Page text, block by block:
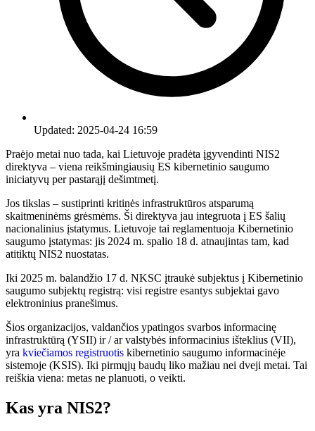
Updated: 2025-04-24 16:59
Praėjo metai nuo tada, kai Lietuvoje pradėta įgyvendinti NIS2
direktyva – viena reikšmingiausių ES kibernetinio saugumo
iniciatyvų per pastarąjį dešimtmetį.
Jos tikslas – sustiprinti kritinės infrastruktūros atsparumą
skaitmeninėms grėsmėms. Ši direktyva jau integruota į ES šalių
nacionalinius įstatymus. Lietuvoje tai reglamentuoja Kibernetinio
saugumo įstatymas: jis 2024 m. spalio 18 d. atnaujintas tam, kad
atitiktų NIS2 nuostatas.
Iki 2025 m. balandžio 17 d. NKSC įtraukė subjektus į Kibernetinio
saugumo subjektų registrą: visi registre esantys subjektai gavo
elektroninius pranešimus.
Šios organizacijos, valdančios ypatingos svarbos informacinę
infrastruktūrą (YSII) ir / ar valstybės informacinius išteklius (VII),
yra kviečiamos registruotis kibernetinio saugumo informacinėje
sistemoje (KSIS). Iki pirmųjų baudų liko mažiau nei dveji metai. Tai
reiškia viena: metas ne planuoti, o veikti.
Kas yra NIS2?